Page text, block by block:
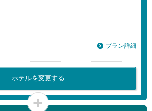
プラン詳細
ホテルを変更する